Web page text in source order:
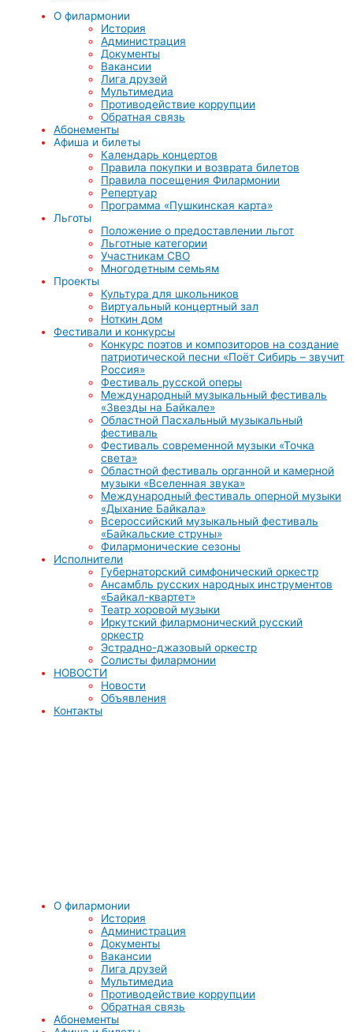
О филармонии
История
Администрация
Документы
Вакансии
Лига друзей
Мультимедиа
Противодействие коррупции
Обратная связь
Абонементы
Афиша и билеты
Календарь концертов
Правила покупки и возврата билетов
Правила посещения Филармонии
Репертуар
Программа «Пушкинская карта»
Льготы
Положение о предоставлении льгот
Льготные категории
Участникам СВО
Многодетным семьям
Проекты
Культура для школьников
Виртуальный концертный зал
Ноткин дом
Фестивали и конкурсы
Конкурс поэтов и композиторов на создание
патриотической песни «Поёт Сибирь – звучит
Россия»
Фестиваль русской оперы
Международный музыкальный фестиваль
«Звезды на Байкале»
Областной Пасхальный музыкальный
фестиваль
Фестиваль современной музыки «Точка
света»
Областной фестиваль органной и камерной
музыки «Вселенная звука»
Международный фестиваль оперной музыки
«Дыхание Байкала»
Всероссийский музыкальный фестиваль
«Байкальские струны»
Филармонические сезоны
Исполнители
Губернаторский симфонический оркестр
Ансамбль русских народных инструментов
«Байкал-квартет»
Театр хоровой музыки
Иркутский филармонический русский
оркестр
Эстрадно-джазовый оркестр
Солисты филармонии
НОВОСТИ
Новости
Объявления
Контакты
О филармонии
История
Администрация
Документы
Вакансии
Лига друзей
Мультимедиа
Противодействие коррупции
Обратная связь
Абонементы